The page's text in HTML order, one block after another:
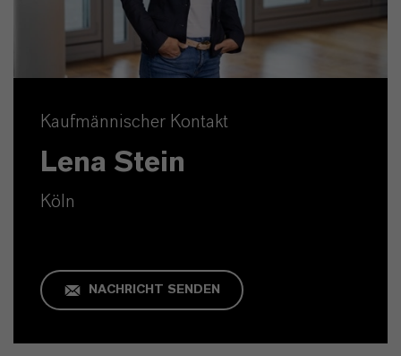
Kaufmännischer Kontakt
Lena Stein
Köln
NACHRICHT SENDEN